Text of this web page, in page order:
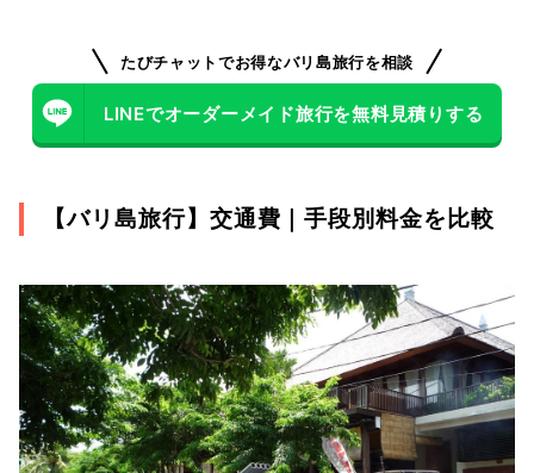
たびチャットでお得なバリ島旅行を相談
LINEでオーダーメイド旅行を無料見積りする
【バリ島旅行】交通費｜手段別料金を比較